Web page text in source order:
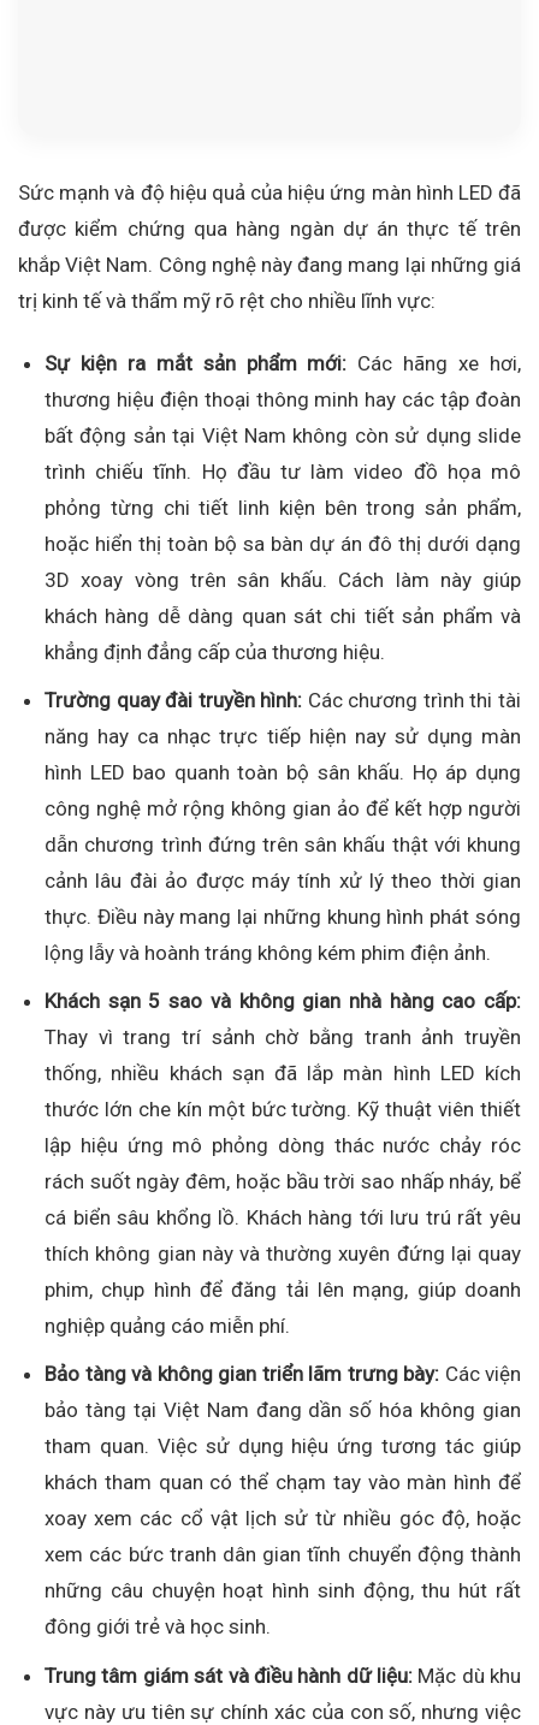
Sức mạnh và độ hiệu quả của hiệu ứng màn hình LED đã
được kiểm chứng qua hàng ngàn dự án thực tế trên
khắp Việt Nam. Công nghệ này đang mang lại những giá
trị kinh tế và thẩm mỹ rõ rệt cho nhiều lĩnh vực:
Sự kiện ra mắt sản phẩm mới: Các hãng xe hơi,
thương hiệu điện thoại thông minh hay các tập đoàn
bất động sản tại Việt Nam không còn sử dụng slide
trình chiếu tĩnh. Họ đầu tư làm video đồ họa mô
phỏng từng chi tiết linh kiện bên trong sản phẩm,
hoặc hiển thị toàn bộ sa bàn dự án đô thị dưới dạng
3D xoay vòng trên sân khấu. Cách làm này giúp
khách hàng dễ dàng quan sát chi tiết sản phẩm và
khẳng định đẳng cấp của thương hiệu.
Trường quay đài truyền hình: Các chương trình thi tài
năng hay ca nhạc trực tiếp hiện nay sử dụng màn
hình LED bao quanh toàn bộ sân khấu. Họ áp dụng
công nghệ mở rộng không gian ảo để kết hợp người
dẫn chương trình đứng trên sân khấu thật với khung
cảnh lâu đài ảo được máy tính xử lý theo thời gian
thực. Điều này mang lại những khung hình phát sóng
lộng lẫy và hoành tráng không kém phim điện ảnh.
Khách sạn 5 sao và không gian nhà hàng cao cấp:
Thay vì trang trí sảnh chờ bằng tranh ảnh truyền
thống, nhiều khách sạn đã lắp màn hình LED kích
thước lớn che kín một bức tường. Kỹ thuật viên thiết
lập hiệu ứng mô phỏng dòng thác nước chảy róc
rách suốt ngày đêm, hoặc bầu trời sao nhấp nháy, bể
cá biển sâu khổng lồ. Khách hàng tới lưu trú rất yêu
thích không gian này và thường xuyên đứng lại quay
phim, chụp hình để đăng tải lên mạng, giúp doanh
nghiệp quảng cáo miễn phí.
Bảo tàng và không gian triển lãm trưng bày: Các viện
bảo tàng tại Việt Nam đang dần số hóa không gian
tham quan. Việc sử dụng hiệu ứng tương tác giúp
khách tham quan có thể chạm tay vào màn hình để
xoay xem các cổ vật lịch sử từ nhiều góc độ, hoặc
xem các bức tranh dân gian tĩnh chuyển động thành
những câu chuyện hoạt hình sinh động, thu hút rất
đông giới trẻ và học sinh.
Trung tâm giám sát và điều hành dữ liệu:Mặc dù khu
vực này ưu tiên sự chính xác của con số, nhưng việc